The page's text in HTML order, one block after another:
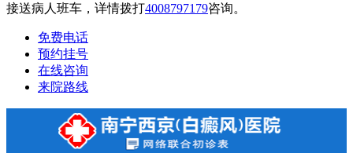
接送病人班车，详情拨打4008797179咨询。
免费电话
预约挂号
在线咨询
来院路线